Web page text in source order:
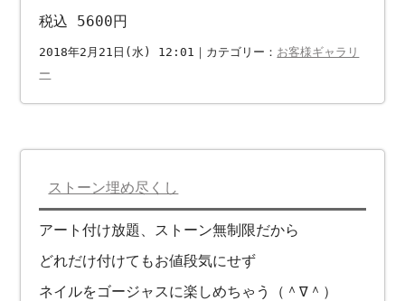
税込 5600円
2018年2月21日(水) 12:01｜カテゴリー： お客様ギャラリ
ー
ストーン埋め尽くし
アート付け放題、ストーン無制限だから
どれだけ付けてもお値段気にせず
ネイルをゴージャスに楽しめちゃう（＾∇＾）